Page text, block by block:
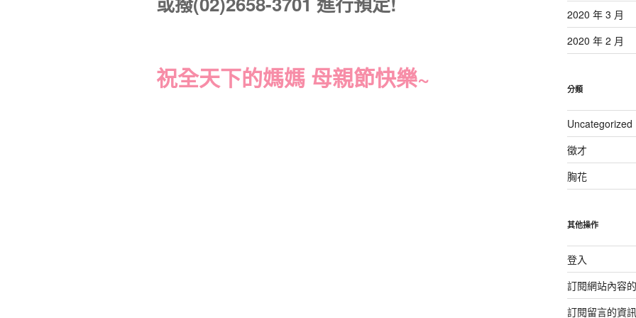
祝全天下的媽媽 母親節快樂~
2020 年 3 月
2020 年 2 月
分類
Uncategorized
徵才
胸花
其他操作
登入
訂閱網站內容
訂閱留言的資